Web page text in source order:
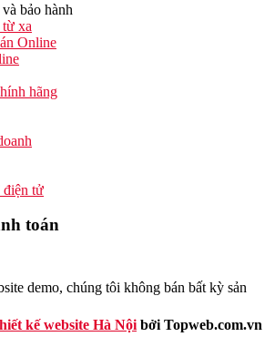
bảo hành
từ xa
Online
hãng
điện tử
toán
demo, chúng tôi không bán bất kỳ sản
kế website Hà Nội bởi Topweb.com.vn